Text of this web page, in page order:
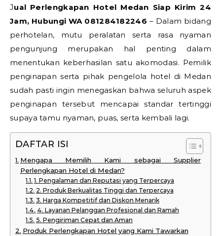
Jual Perlengkapan Hotel Medan Siap Kirim 24
Jam, Hubungi WA 081284182246 – Dalam bidang
perhotelan, mutu peralatan serta rasa nyaman
pengunjung merupakan hal penting dalam
menentukan keberhasilan satu akomodasi. Pemilik
penginapan serta pihak pengelola hotel di Medan
sudah pasti ingin menegaskan bahwa seluruh aspek
penginapan tersebut mencapai standar tertinggi
supaya tamu nyaman, puas, serta kembali lagi.
DAFTAR ISI
Mengapa Memilih Kami sebagai Supplier
Perlengkapan Hotel di Medan?
1. Pengalaman dan Reputasi yang Terpercaya
2. Produk Berkualitas Tinggi dan Terpercaya
3. Harga Kompetitif dan Diskon Menarik
4. Layanan Pelanggan Profesional dan Ramah
5. Pengiriman Cepat dan Aman
Produk Perlengkapan Hotel yang Kami Tawarkan